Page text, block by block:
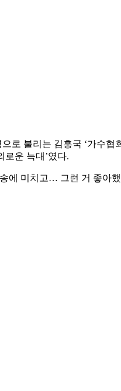
로 불리는 김흥국 ‘가수협
로운 늑대’였다.
에 미치고… 그런 거 좋아